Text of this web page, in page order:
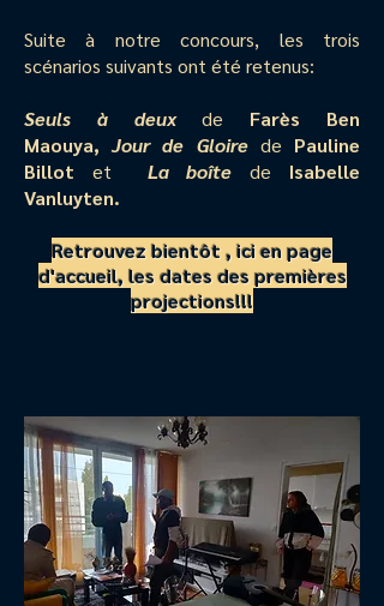
Suite à notre concours, les trois
scénarios suivants ont été retenus:
Seuls à deux de Farès Ben
Maouya,Jour de Gloire de Pauline
Billot et La boîtede Isabelle
Vanluyten.
Retrouvez bientôt , ici en page
d'accueil, les dates des premières
projections!!!